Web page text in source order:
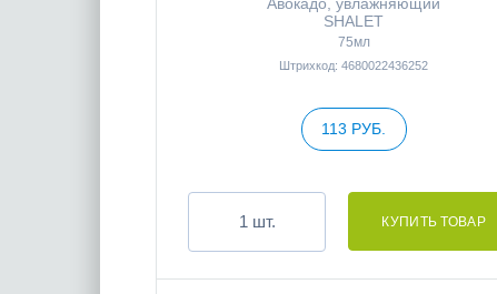
SHALET
75мл
Штрихкод: 4680022436252
113 РУБ.
шт.